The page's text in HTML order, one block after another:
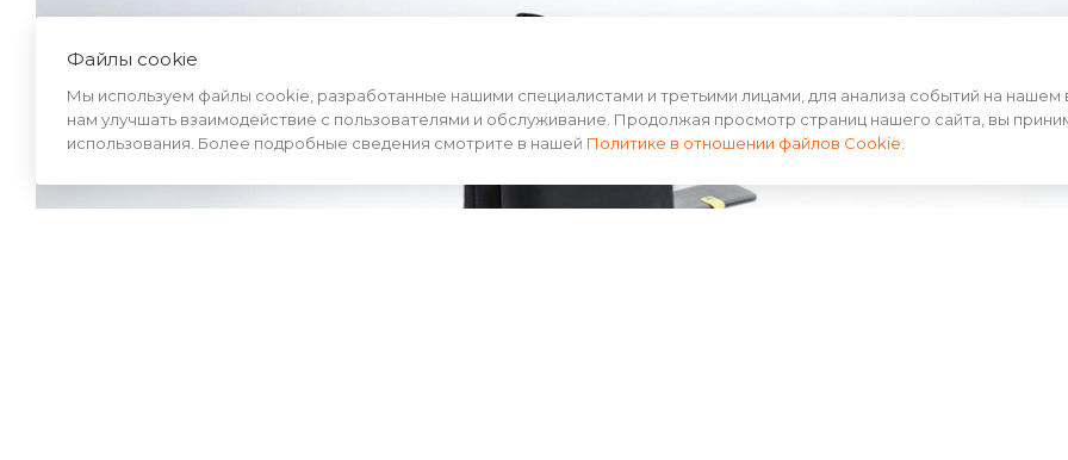
Файлы cookie
Мы используем файлы cookie, разработанные нашими специалистами и третьими лицами, для анализа событий на нашем
нам улучшать взаимодействие с пользователями и обслуживание. Продолжая просмотр страниц нашего сайта, вы
использования. Более подробные сведения смотрите в нашей Политике в отношении файлов Cookie